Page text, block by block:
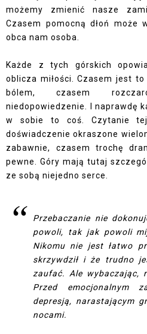
możemy zmienić nasze
Czasem pomocną dłoń może
obca nam osoba.
Każde z tych górskich
oblicza miłości. Czasem jest
bólem, czasem
niedopowiedzenie. I naprawdę
w sobie to coś. Czytanie
doświadczenie okraszone
zabawnie, czasem trochę
pewne. Góry mają tutaj
ze sobą niejedno serce.
Przebaczanie nie
powoli, tak jak powoli
Nikomu nie jest łatwo
skrzywdził i że trudno
zaufać. Ale wybaczając,
Przed emocjonalnym
depresją, narastającym
nocami.